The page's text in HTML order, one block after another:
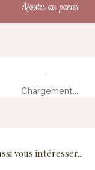
Ajouter au panier
Chargement...
vous intéresser...